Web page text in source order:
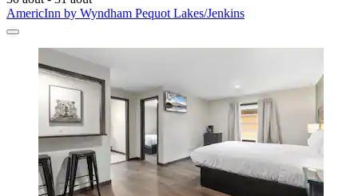
AmericInn by Wyndham Pequot Lakes/Jenkins